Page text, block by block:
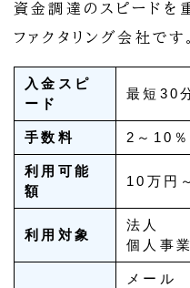
資金調達のスピードを
ファクタリング会社です。
入金スピ
ード
最短30
手数料 2～10％
利用可能
額
10万円
利用対象
法人
個人事
メール